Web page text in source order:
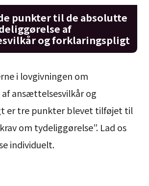
punkter til de absolutte
af
og forklaringspligt
i lovgivningen om
ansættelsesvilkår og
er tre punkter blevet tilføjet til
om tydeliggørelse”. Lad os
individuelt.